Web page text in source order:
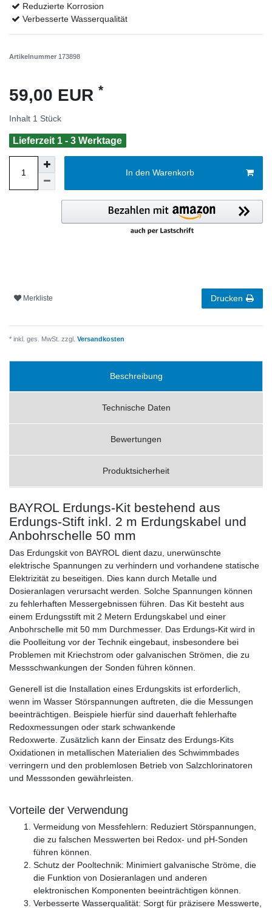
Reduzierte Korrosion
Verbesserte Wasserqualität
Artikelnummer 173898
59,00 EUR *
Inhalt 1 Stück
Lieferzeit 1 - 3 Werktage
In den Warenkorb
Merkliste Drucken
* inkl. ges. MwSt. zzgl. Versandkosten
Beschreibung
Technische Daten
Bewertungen
Produktsicherheit
BAYROL Erdungs-Kit bestehend aus
Erdungs-Stift inkl. 2 m Erdungskabel und
Anbohrschelle 50 mm
Das Erdungskit von BAYROL dient dazu, unerwünschte
elektrische Spannungen zu verhindern und vorhandene statische
Elektrizität zu beseitigen. Dies kann durch Metalle und
Dosieranlagen verursacht werden. Solche Spannungen können
zu fehlerhaften Messergebnissen führen. Das Kit besteht aus
einem Erdungsstift mit 2 Metern Erdungskabel und einer
Anbohrschelle mit 50 mm Durchmesser. Das Erdungs-Kit wird in
die Poolleitung vor der Technik eingebaut, insbesondere bei
Problemen mit Kriechstrom oder galvanischen Strömen, die zu
Messschwankungen der Sonden führen können.
Generell ist die Installation eines Erdungskits ist erforderlich,
wenn im Wasser Störspannungen auftreten, die die Messungen
beeinträchtigen. Beispiele hierfür sind dauerhaft fehlerhafte
Redoxmessungen oder stark schwankende
Redoxwerte. Zusätzlich kann der Einsatz des Erdungs-Kits
Oxidationen in metallischen Materialien des Schwimmbades
verringern und den problemlosen Betrieb von Salzchlorinatoren
und Messsonden gewährleisten.
Vorteile der Verwendung
Vermeidung von Messfehlern: Reduziert Störspannungen,
die zu falschen Messwerten bei Redox- und pH-Sonden
führen können.
Schutz der Pooltechnik: Minimiert galvanische Ströme, die
die Funktion von Dosieranlagen und anderen
elektronischen Komponenten beeinträchtigen können.
Verbesserte Wasserqualität: Sorgt für präzisere Messwerte,